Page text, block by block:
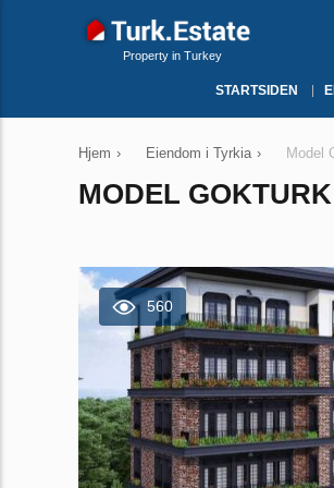
Property in Turkey
STARTSIDEN
Hjem › Eiendom i Tyrkia › Model
MODEL
560